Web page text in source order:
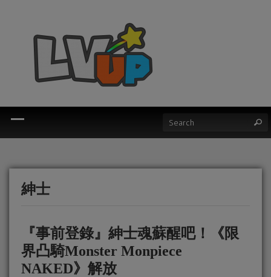
紳士
『事前登錄』紳士魂蘇醒吧！《限
界凸騎Monster Monpiece
NAKED》解放